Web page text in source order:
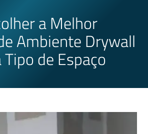
a Melhor
Ambiente Drywall
Tipo de Espaço